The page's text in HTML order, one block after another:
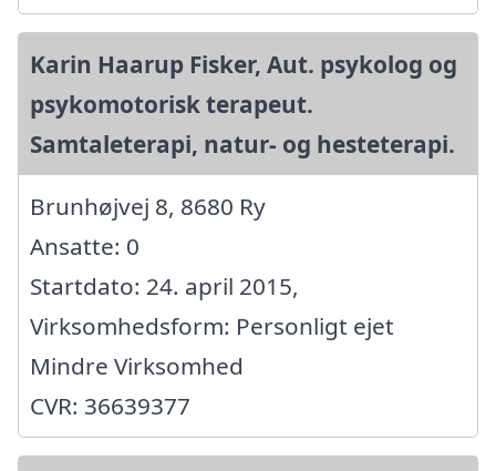
Karin Haarup Fisker, Aut. psykolog og
psykomotorisk terapeut.
Samtaleterapi, natur- og hesteterapi.
Brunhøjvej 8, 8680 Ry
Ansatte: 0
Startdato: 24. april 2015,
Virksomhedsform: Personligt ejet
Mindre Virksomhed
CVR: 36639377